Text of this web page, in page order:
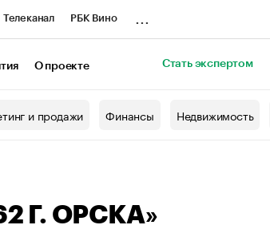
Телеканал РБК Вино
О проекте Стать экспертом
и продажи Финансы Недвижимость
Г. ОРСКА»